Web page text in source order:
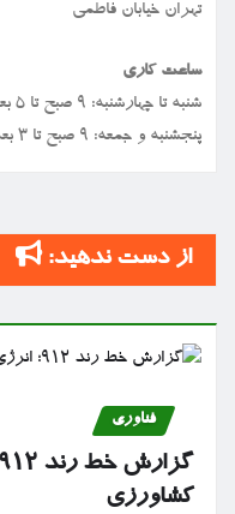
تهران خیابان فاطمی
ساعت کاری
شنبه تا چهارشنبه: ۹ صبح تا ۵ بعد از ظهر
پنجشنبه و جمعه: ۹ صبح تا ۳ بعد از ظهر
از دست ندهید:
فناوری
کشاورزی